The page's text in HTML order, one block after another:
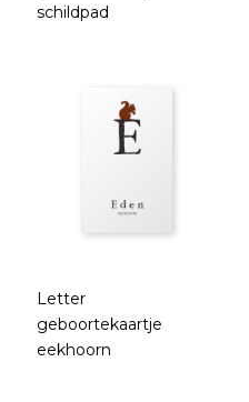
schildpad
Letter
geboortekaartje
eekhoorn